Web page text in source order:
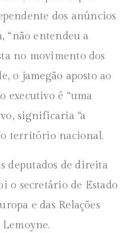
dos anúncios
“não entendeu a
no movimento dos
o jamegão aposto ao
executivo é “uma
significaria “a
território nacional.
deputados de direita
o secretário de Estado
e das Relações